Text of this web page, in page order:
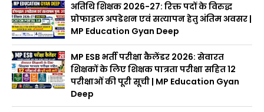
अतिथि शिक्षक 2026-27: रिक्त पदों के विरुद्ध
प्रोफाइल अपडेशन एवं सत्यापन हेतु अंतिम अवसर |
MP Education Gyan Deep
MP ESB भर्ती परीक्षा कैलेंडर 2026: सेवारत
शिक्षकों के लिए शिक्षक पात्रता परीक्षा सहित 12
परीक्षाओं की पूरी सूची | MP Education Gyan
Deep